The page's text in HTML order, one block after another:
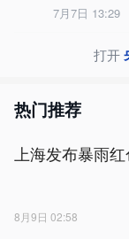
7月7日 13:29
打开
热门推荐
上海发布暴雨
8月9日 02:58